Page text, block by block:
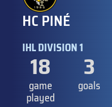
HC PINÉ
IHL DIVISION 1
18
game
played
3
goals